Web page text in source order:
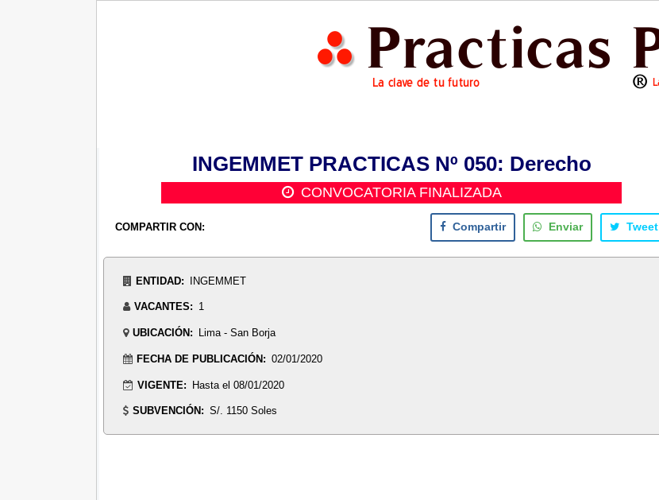
INGEMMET PRACTICAS Nº 050: Derecho
CONVOCATORIA FINALIZADA
COMPARTIR CON: Compartir Enviar Tweet
ENTIDAD: INGEMMET
VACANTES: 1
UBICACIÓN: Lima - San Borja
FECHA DE PUBLICACIÓN: 02/01/2020
VIGENTE: Hasta el 08/01/2020
SUBVENCIÓN: S/. 1150 Soles